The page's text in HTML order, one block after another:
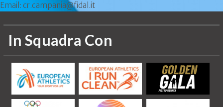
Email: cr.campania@fidal.it
In Squadra Con